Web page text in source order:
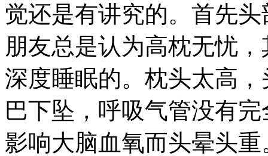
觉还是有讲究的。首先
朋友总是认为高枕无忧
深度睡眠的。枕头太高
巴下坠，呼吸气管没有
影响大脑血氧而头晕头